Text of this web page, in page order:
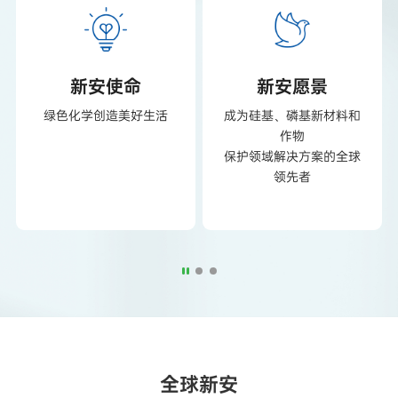
新安使命
绿色化学创造美好生活
新安愿景
成为硅基、磷基新材料和
作物
保护领域解决方案的全球
领先者
全球新安